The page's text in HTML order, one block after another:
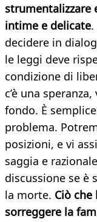
strumentalizzare
intime e delicate
decidere in
le leggi deve
condizione di
c’è una
fondo. È
problema.
posizioni, e vi
saggia e
discussione se è
la morte. Ciò
sorreggere la